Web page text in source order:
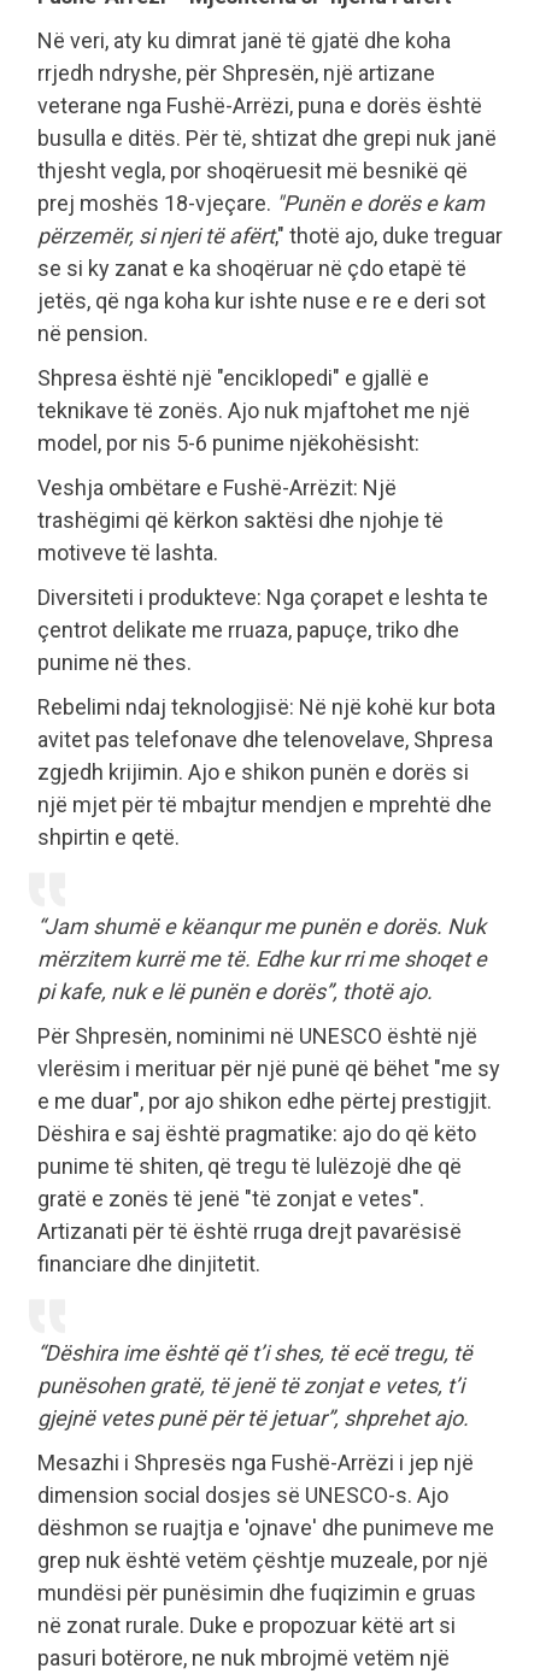
Në veri, aty ku dimrat janë të gjatë dhe koha
rrjedh ndryshe, për Shpresën, një artizane
veterane nga Fushë-Arrëzi, puna e dorës është
busulla e ditës. Për të, shtizat dhe grepi nuk janë
thjesht vegla, por shoqëruesit më besnikë që
prej moshës 18-vjeçare. "Punën e dorës e kam
përzemër, si njeri të afërt," thotë ajo, duke treguar
se si ky zanat e ka shoqëruar në çdo etapë të
jetës, që nga koha kur ishte nuse e re e deri sot
në pension.
Shpresa është një "enciklopedi" e gjallë e
teknikave të zonës. Ajo nuk mjaftohet me një
model, por nis 5-6 punime njëkohësisht:
Veshja ombëtare e Fushë-Arrëzit: Një
trashëgimi që kërkon saktësi dhe njohje të
motiveve të lashta.
Diversiteti i produkteve: Nga çorapet e leshta te
çentrot delikate me rruaza, papuçe, triko dhe
punime në thes.
Rebelimi ndaj teknologjisë: Në një kohë kur bota
avitet pas telefonave dhe telenovelave, Shpresa
zgjedh krijimin. Ajo e shikon punën e dorës si
një mjet për të mbajtur mendjen e mprehtë dhe
shpirtin e qetë.
“Jam shumë e këanqur me punën e dorës. Nuk
mërzitem kurrë me të. Edhe kur rri me shoqet e
pi kafe, nuk e lë punën e dorës”, thotë ajo.
Për Shpresën, nominimi në UNESCO është një
vlerësim i merituar për një punë që bëhet "me sy
e me duar", por ajo shikon edhe përtej prestigjit.
Dëshira e saj është pragmatike: ajo do që këto
punime të shiten, që tregu të lulëzojë dhe që
gratë e zonës të jenë "të zonjat e vetes".
Artizanati për të është rruga drejt pavarësisë
financiare dhe dinjitetit.
“Dëshira ime është që t’i shes, të ecë tregu, të
punësohen gratë, të jenë të zonjat e vetes, t’i
gjejnë vetes punë për të jetuar”, shprehet ajo.
Mesazhi i Shpresës nga Fushë-Arrëzi i jep një
dimension social dosjes së UNESCO-s. Ajo
dëshmon se ruajtja e 'ojnave' dhe punimeve me
grep nuk është vetëm çështje muzeale, por një
mundësi për punësimin dhe fuqizimin e gruas
në zonat rurale. Duke e propozuar këtë art si
pasuri botërore, ne nuk mbrojmë vetëm një